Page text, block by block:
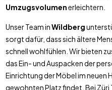
Umzugsvolumenerleichtern.
Unser Team inWildberg
sorgt dafür, dass sich ältere
schnell wohlfühlen. Wir bieten
das Ein- und Auspacken der
Einrichtung der Möbel im neuen
gewohnten Platz findet. Bei